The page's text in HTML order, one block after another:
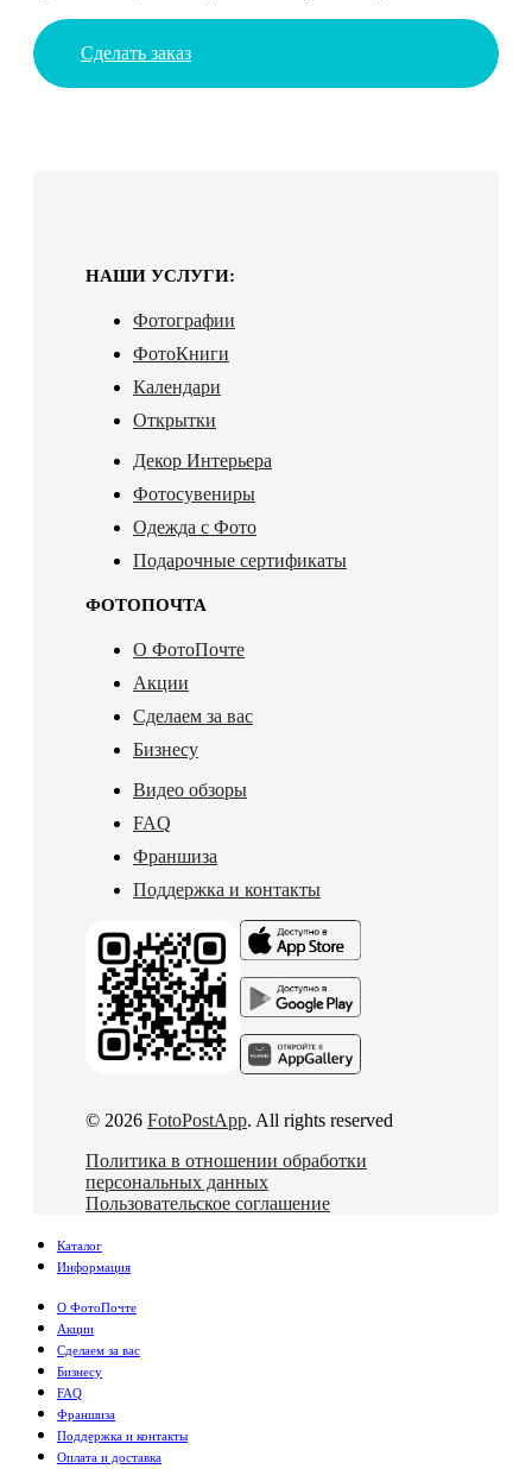
Сделать заказ
НАШИ УСЛУГИ:
Фотографии
ФотоКниги
Календари
Открытки
Декор Интерьера
Фотосувениры
Одежда с Фото
Подарочные сертификаты
ФОТОПОЧТА
О ФотоПочте
Акции
Сделаем за вас
Бизнесу
Видео обзоры
FAQ
Франшиза
Поддержка и контакты
© 2026 FotoPostApp. All rights reserved
Политика в отношении обработки
персональных данных
Пользовательское соглашение
Каталог
Информация
О ФотоПочте
Акции
Сделаем за вас
Бизнесу
FAQ
Франшиза
Поддержка и контакты
Оплата и доставка